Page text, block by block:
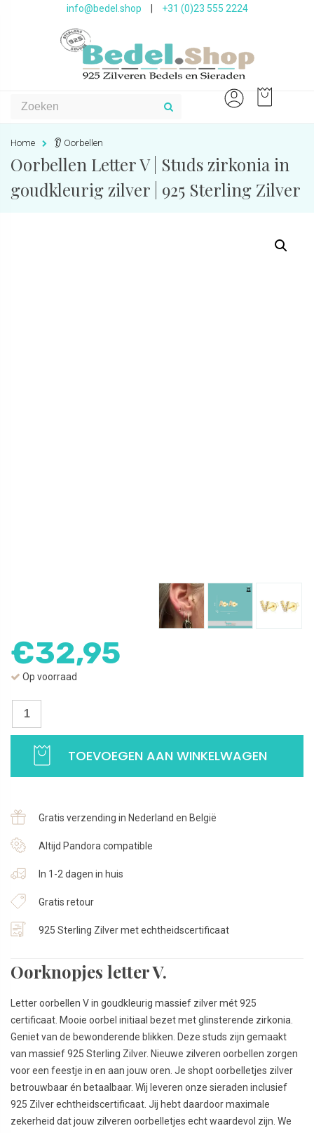
info@bedel.shop +31 (0)23 555 2224
Home 👂 Oorbellen
Oorbellen Letter V | Studs zirkonia in
goudkleurig zilver | 925 Sterling Zilver
€32,95
Op voorraad
Oorbellen
Studs
in
goudkleurig
zilver
925
Sterling
Zilver
aantal
TOEVOEGEN AAN WINKELWAGEN
Gratis verzending in Nederland en België
Altijd Pandora compatible
In 1-2 dagen in huis
Gratis retour
925 Sterling Zilver met echtheidscertificaat
Oorknopjes letter V.
Letter oorbellen V in goudkleurig massief zilver mét 925
certificaat. Mooie oorbel initiaal bezet met glinsterende zirkonia.
Geniet van de bewonderende blikken. Deze studs zijn gemaakt
van massief 925 Sterling Zilver. Nieuwe zilveren oorbellen zorgen
voor een feestje in en aan jouw oren. Je shopt oorbelletjes zilver
betrouwbaar én betaalbaar. Wij leveren onze sieraden inclusief
925 Zilver echtheidscertificaat. Jij hebt daardoor maximale
zekerheid dat jouw zilveren oorbelletjes echt waardevol zijn. We